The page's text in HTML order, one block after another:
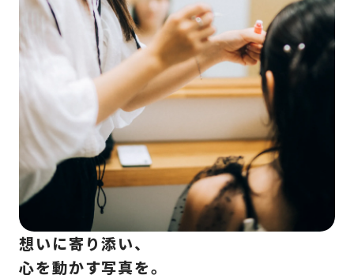
想いに寄り添い、
心を動かす写真を。